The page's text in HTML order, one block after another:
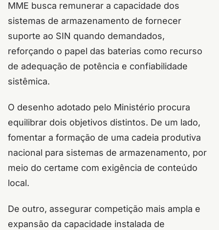
MME busca remunerar a capacidade dos
sistemas de armazenamento de fornecer
suporte ao SIN quando demandados,
reforçando o papel das baterias como recurso
de adequação de potência e confiabilidade
sistêmica.
O desenho adotado pelo Ministério procura
equilibrar dois objetivos distintos. De um lado,
fomentar a formação de uma cadeia produtiva
nacional para sistemas de armazenamento, por
meio do certame com exigência de conteúdo
local.
De outro, assegurar competição mais ampla e
expansão da capacidade instalada de